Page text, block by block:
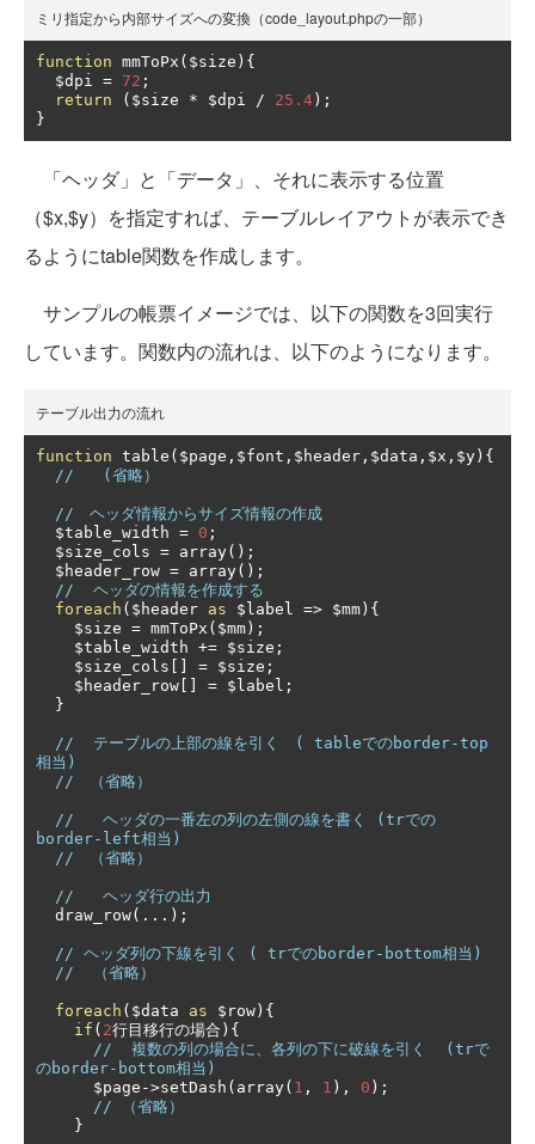
ミリ指定から内部サイズへの変換（code_layout.phpの一部）
function mmToPx ( $size ){
  $dpi
= 72 ;
return
( $size * $dpi / 25.4 );
}
「ヘッダ」と「データ」、それに表示する位置
（$x,$y）を指定すれば、テーブルレイアウトが表示でき
るようにtable関数を作成します。
サンプルの帳票イメージでは、以下の関数を3回実行
しています。関数内の流れは、以下のようになります。
テーブル出力の流れ
function table ( $page , $font , $header , $data , $x , $y ){
//   (省略）
//　ヘッダ情報からサイズ情報の作成
  $table_width
= 0 ;
  $size_cols
= array();
  $header_row
= array();
//  ヘッダの情報を作成する
foreach ( $header as $label => $mm ){
    $size
= mmToPx ( $mm );
    $table_width
+= $size ;
    $size_cols
= $size ;
    $header_row
= $label ;
}
//  テーブルの上部の線を引く　( tableでのborder-top
相当)
//　（省略）
//   ヘッダの一番左の列の左側の線を書く (trでの
border-left相当)
//　（省略）
//   ヘッダ行の出力
  draw_row
(...);
// ヘッダ列の下線を引く ( trでのborder-bottom相当)
//  （省略）
foreach ( $data as $row ){
if ( 2行目移行の場合){
//  複数の列の場合に、各列の下に破線を引く  (trで
のborder-bottom相当)
      $page
->setDash ( array( 1 , 1 ), 0 );
// （省略）
}